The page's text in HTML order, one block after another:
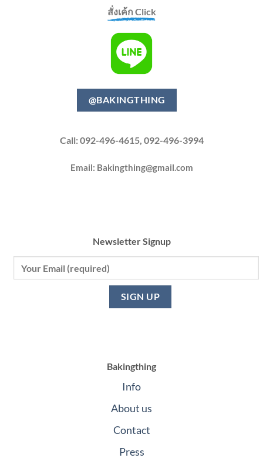
สั่งเค้ก Click
@BAKINGTHING
Call: 092-496-4615, 092-496-3994
Email: Bakingthing@gmail.com
Newsletter Signup
Bakingthing
Info
About us
Contact
Press